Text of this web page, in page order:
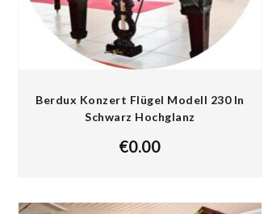
Berdux Konzert Flügel Modell 230 In
Schwarz Hochglanz
€0.00